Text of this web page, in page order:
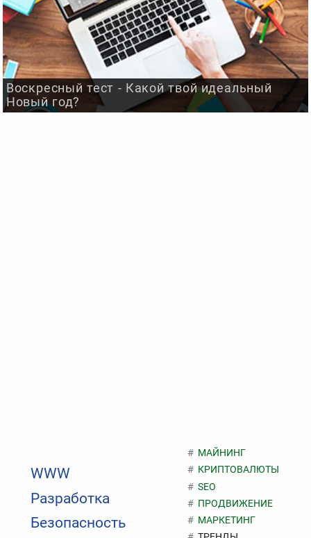
МАЙНИНГ
КРИПТОВАЛЮТЫ
SEO
ПРОДВИЖЕНИЕ
МАРКЕТИНГ
Воскресный тест - Какой твой идеальный
Новый год?
WWW
Разработка
Безопасность